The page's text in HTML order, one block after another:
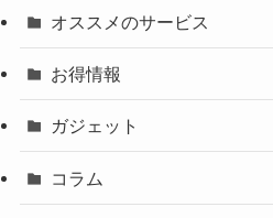
オススメのサービス
お得情報
ガジェット
コラム